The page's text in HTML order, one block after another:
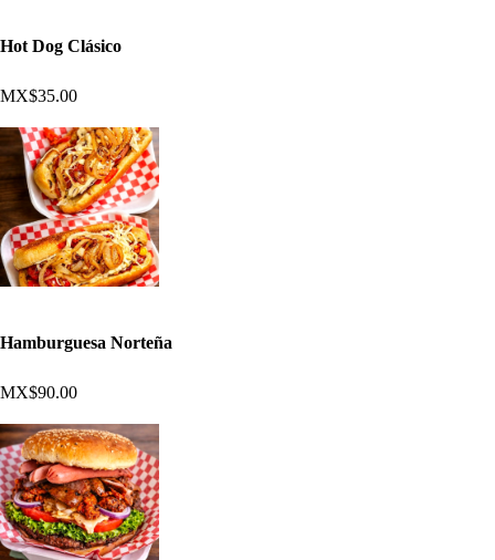
Hot Dog Clásico
MX$35.00
Hamburguesa Norteña
MX$90.00